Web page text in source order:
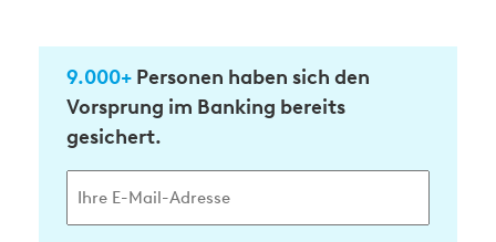
9.000+ Personen haben sich den
Vorsprung im Banking bereits
gesichert.